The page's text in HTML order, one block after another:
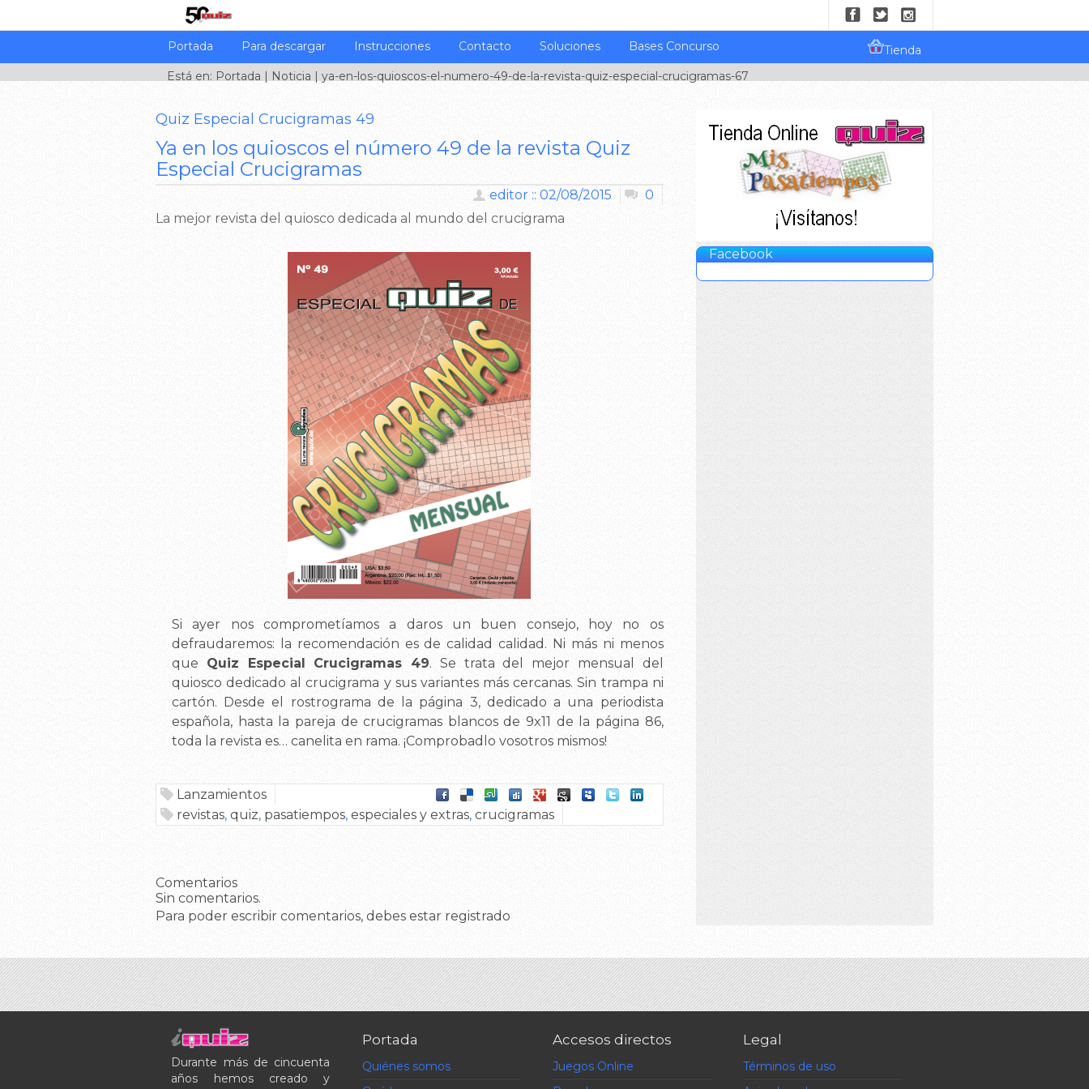
Portada Para descargar Instrucciones Contacto Soluciones Bases Concurso
Tienda
Está en: Portada | Noticia | ya-en-los-quioscos-el-numero-49-de-la-revista-quiz-especial-crucigramas-67
Quiz Especial Crucigramas 49
Ya en los quioscos el número 49 de la revista Quiz
Especial Crucigramas
0
editor :: 02/08/2015
La mejor revista del quiosco dedicada al mundo del crucigrama
Si ayer nos comprometíamos a daros un buen consejo, hoy no os
defraudaremos: la recomendación es de calidad calidad. Ni más ni menos
que Quiz Especial Crucigramas 49. Se trata del mejor mensual del
quiosco dedicado al crucigrama y sus variantes más cercanas. Sin trampa ni
cartón. Desde el rostrograma de la página 3, dedicado a una periodista
española, hasta la pareja de crucigramas blancos de 9x11 de la página 86,
toda la revista es… canelita en rama. ¡Comprobadlo vosotros mismos!
Lanzamientos
revistas, quiz, pasatiempos, especiales y extras, crucigramas
Comentarios
Sin comentarios.
Para poder escribir comentarios, debes estar registrado
Facebook
Durante más de cincuenta
años hemos creado y
Portada
Quiénes somos
Accesos directos
Juegos Online
Legal
Términos de uso